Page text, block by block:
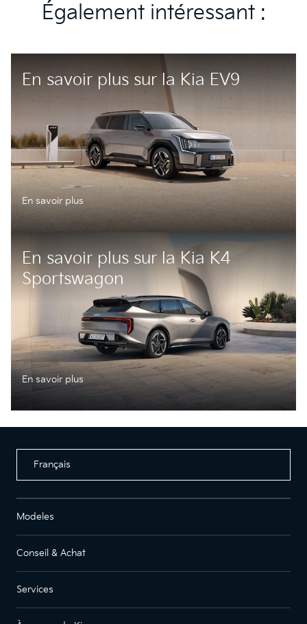
Également intéressant :
En savoir plus sur la Kia EV9
En savoir plus
En savoir plus sur la Kia K4
Sportswagon
En savoir plus
Français
Modeles
Conseil & Achat
Services